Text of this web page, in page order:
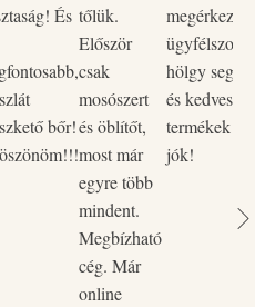
És
bőr!
tőlük.
Először
csak
mosószert
és öblítőt,
most már
egyre több
mindent.
Megbízható
cég. Már
online
hölgy
és kedves
termékek
jók!